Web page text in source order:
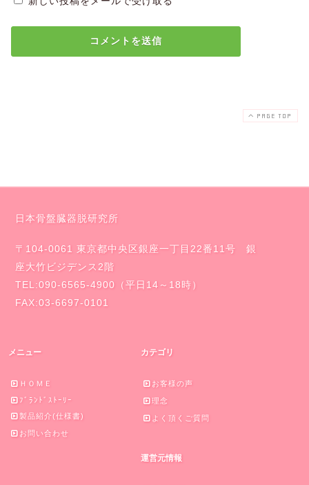
PAGE TOP
日本骨盤臓器脱研究所
〒104-0061 東京都中央区銀座一丁目22番11号 銀
座大竹ビジデンス2階
TEL:090-6565-4900（平日14～18時）
FAX:03-6697-0101
メニュー
ＨＯＭＥ
ﾌﾞﾗﾝﾄﾞｽﾄｰﾘｰ
製品紹介(仕様書)
お問い合わせ
カテゴリ
お客様の声
理念
よく頂くご質問
運営元情報